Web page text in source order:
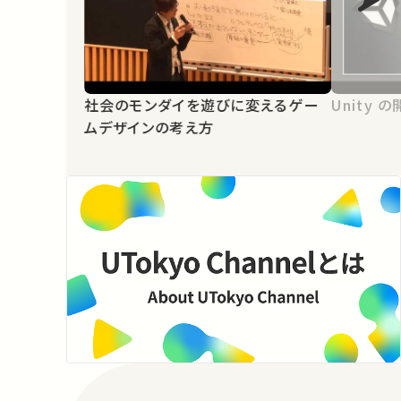
社会のモンダイを遊びに変えるゲー
ムデザインの考え方
Unity の